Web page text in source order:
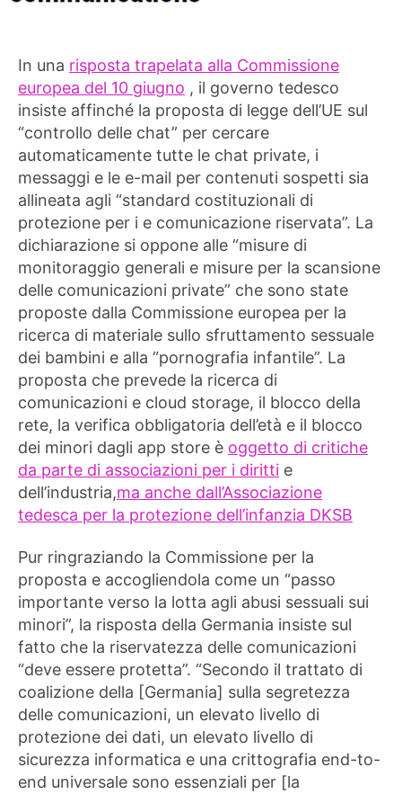
In una risposta trapelata alla Commissione
europea del 10 giugno , il governo tedesco
insiste affinché la proposta di legge dell’UE sul
“controllo delle chat” per cercare
automaticamente tutte le chat private, i
messaggi e le e-mail per contenuti sospetti sia
allineata agli “standard costituzionali di
protezione per i e comunicazione riservata”. La
dichiarazione si oppone alle “misure di
monitoraggio generali e misure per la scansione
delle comunicazioni private” che sono state
proposte dalla Commissione europea per la
ricerca di materiale sullo sfruttamento sessuale
dei bambini e alla “pornografia infantile”. La
proposta che prevede la ricerca di
comunicazioni e cloud storage, il blocco della
rete, la verifica obbligatoria dell’età e il blocco
dei minori dagli app store è oggetto di critiche
da parte di associazioni per i diritti e
dell’industria,ma anche dall’Associazione
tedesca per la protezione dell’infanzia DKSB
Pur ringraziando la Commissione per la
proposta e accogliendola come un “passo
importante verso la lotta agli abusi sessuali sui
minori”, la risposta della Germania insiste sul
fatto che la riservatezza delle comunicazioni
“deve essere protetta”. “Secondo il trattato di
coalizione della [Germania] sulla segretezza
delle comunicazioni, un elevato livello di
protezione dei dati, un elevato livello di
sicurezza informatica e una crittografia end-to-
end universale sono essenziali per [la